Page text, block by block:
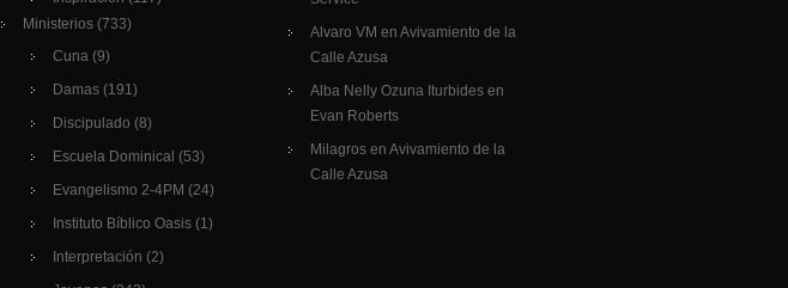
Ministerios (733)
Cuna (9)
Damas (191)
Discipulado (8)
Escuela Dominical (53)
Evangelismo 2-4PM (24)
Instituto Bíblico Oasis (1)
Interpretación (2)
Alvaro VM en Avivamiento de la
Calle Azusa
Alba Nelly Ozuna Iturbides en
Evan Roberts
Milagros en Avivamiento de la
Calle Azusa